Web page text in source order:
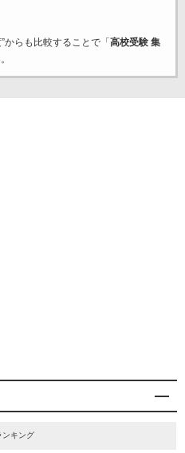
からも比較することで「 高校受験 集
ンキング